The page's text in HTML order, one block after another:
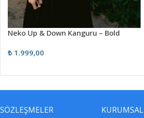
Neko Up & Down Kanguru – Bold
₺ 1.999,00
SÖZLEŞMELER KURUMSAL